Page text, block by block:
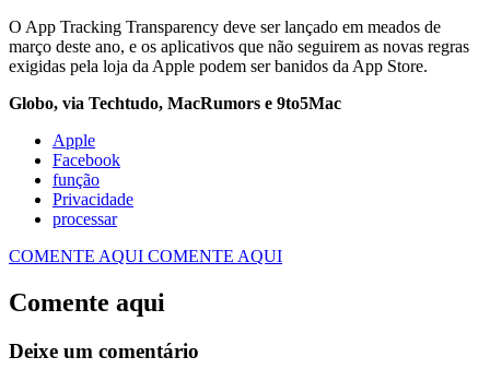
O App Tracking Transparency deve ser lançado em meados de
março deste ano, e os aplicativos que não seguirem as novas regras
exigidas pela loja da Apple podem ser banidos da App Store.
Globo, via Techtudo, MacRumors e 9to5Mac
Apple
Facebook
função
Privacidade
processar
COMENTE AQUI COMENTE AQUI
Comente aqui
Deixe um comentário